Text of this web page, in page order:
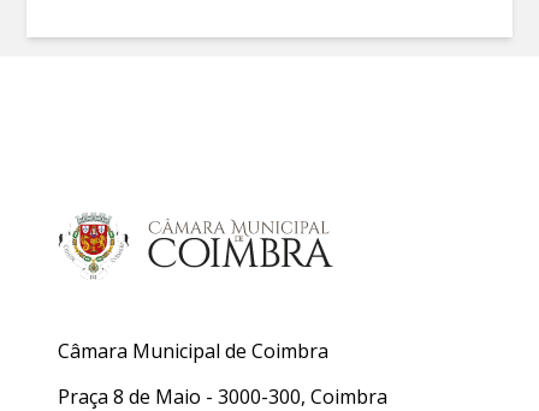
Câmara Municipal de Coimbra
Praça 8 de Maio - 3000-300, Coimbra